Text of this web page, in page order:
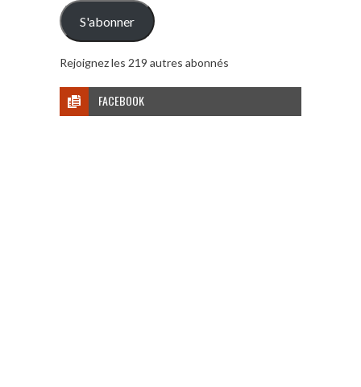
mail
S'abonner
Rejoignez les 219 autres abonnés
FACEBOOK